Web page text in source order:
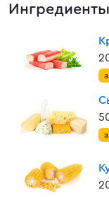
Ингредиенты